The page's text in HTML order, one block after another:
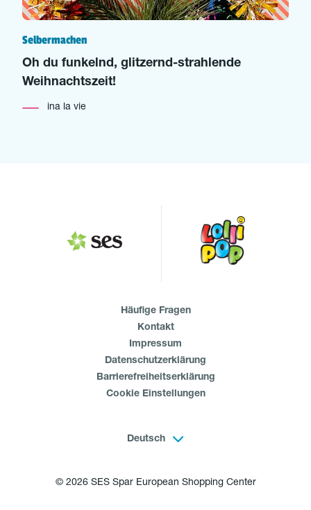
Selbermachen
Oh du funkelnd, glitzernd-strahlende
Weihnachtszeit!
ina la vie
Häufige Fragen
Kontakt
Impressum
Datenschutzerklärung
Barrierefreiheitserklärung
Cookie Einstellungen
Deutsch
© 2026 SES Spar European Shopping Center